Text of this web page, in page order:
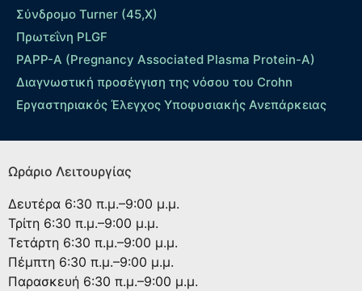
Σύνδρομο Turner (45,X)
Πρωτεΐνη PLGF
PAPP-A (Pregnancy Associated Plasma Protein-A)
Διαγνωστική προσέγγιση της νόσου του Crohn
Εργαστηριακός Έλεγχος Υποφυσιακής Ανεπάρκειας
Ωράριο Λειτουργίας
Δευτέρα 6:30 π.μ.–9:00 μ.μ.
Τρίτη 6:30 π.μ.–9:00 μ.μ.
Τετάρτη 6:30 π.μ.–9:00 μ.μ.
Πέμπτη 6:30 π.μ.–9:00 μ.μ.
Παρασκευή 6:30 π.μ.–9:00 μ.μ.